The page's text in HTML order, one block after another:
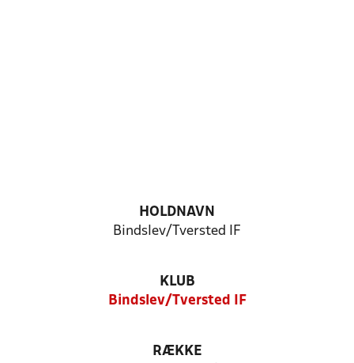
HOLDNAVN
Bindslev/Tversted IF
KLUB
Bindslev/Tversted IF
RÆKKE